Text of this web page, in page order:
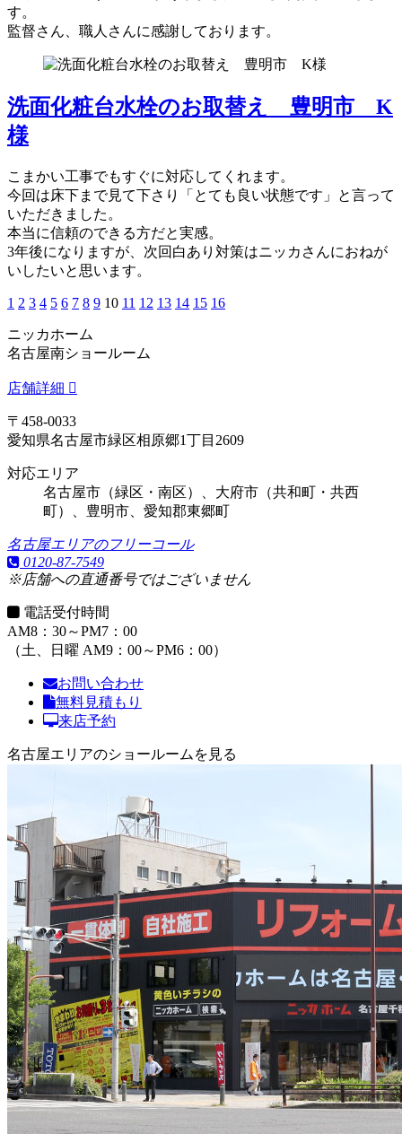
す。
監督さん、職人さんに感謝しております。
洗面化粧台水栓のお取替え 豊明市 K
様
こまかい工事でもすぐに対応してくれます。
今回は床下まで見て下さり「とても良い状態です」と言って
いただきました。
本当に信頼のできる方だと実感。
3年後になりますが、次回白あり対策はニッカさんにおねが
いしたいと思います。
1 2 3 4 5 6 7 8 9 10 11 12 13 14 15 16
ニッカホーム
名古屋南ショールーム
店舗詳細
〒458-0033
愛知県名古屋市緑区相原郷1丁目2609
対応エリア
名古屋市（緑区・南区）、大府市（共和町・共西
町）、豊明市、愛知郡東郷町
名古屋エリアのフリーコール
0120-87-7549
※店舗への直通番号ではございません
電話受付時間
AM8：30～PM7：00
（土、日曜 AM9：00～PM6：00）
お問い合わせ
無料見積もり
来店予約
名古屋エリアのショールームを見る